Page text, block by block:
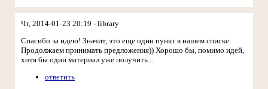
Чт, 2014-01-23 20:19 - library
Спасибо за идею! Значит, это еще один пункт в нашем списке.
Продолжаем принимать предложения)) Хорошо бы, помимо идей,
хотя бы один материал уже получить...
ответить